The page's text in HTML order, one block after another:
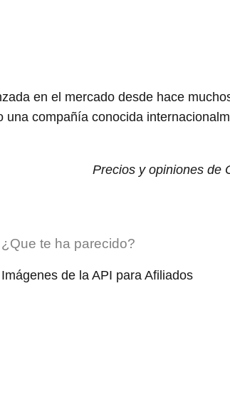
en el mercado desde hace
compañía conocida
Precios y opiniones de
¿Que te ha parecido?
de la API para Afiliados